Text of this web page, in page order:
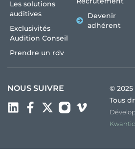
Les solutions
auditives
Exclusivités
Audition Conseil
Prendre un rdv
Devenir
adhérent
NOUS SUIVRE
©
Tous
Kwantic